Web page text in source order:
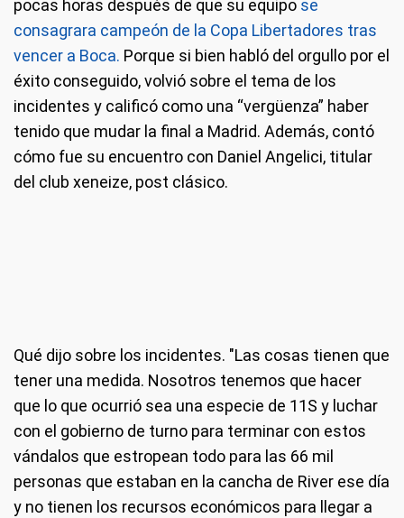
pocas horas después de que su equipo se
consagrara campeón de la Copa Libertadores tras
vencer a Boca. Porque si bien habló del orgullo por el
éxito conseguido, volvió sobre el tema de los
incidentes y calificó como una “vergüenza” haber
tenido que mudar la final a Madrid. Además, contó
cómo fue su encuentro con Daniel Angelici, titular
del club xeneize, post clásico.
Qué dijo sobre los incidentes. "Las cosas tienen que
tener una medida. Nosotros tenemos que hacer
que lo que ocurrió sea una especie de 11S y luchar
con el gobierno de turno para terminar con estos
vándalos que estropean todo para las 66 mil
personas que estaban en la cancha de River ese día
y no tienen los recursos económicos para llegar a